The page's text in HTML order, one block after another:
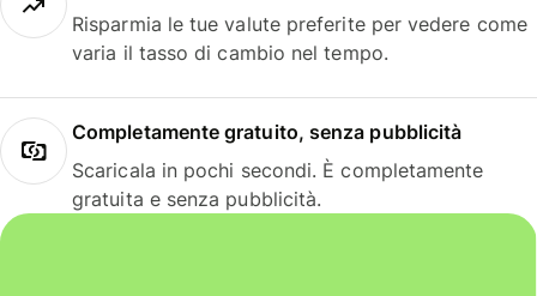
Risparmia le tue valute preferite per vedere come
varia il tasso di cambio nel tempo.
Completamente gratuito, senza pubblicità
Scaricala in pochi secondi. È completamente
gratuita e senza pubblicità.